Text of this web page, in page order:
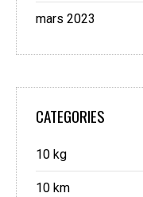
mars 2023
CATEGORIES
10 kg
10 km